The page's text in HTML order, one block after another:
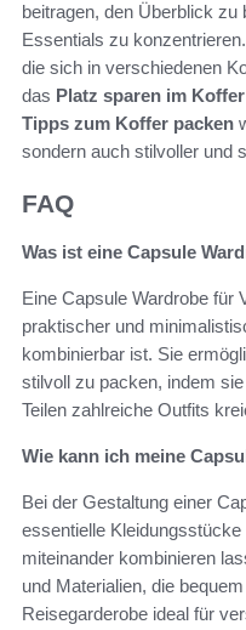
beitragen, den Überblick zu
Essentials zu
die sich in verschiedenen
das Platz sparen im Koffer
Tipps zum Koffer packen
sondern auch stilvoller und
FAQ
Was ist eine Capsule
Eine Capsule Wardrobe für
praktischer und
kombinierbar ist. Sie
stilvoll zu packen, indem
Teilen zahlreiche Outfits
Wie kann ich meine
Bei der Gestaltung einer
essentielle
miteinander kombinieren
und Materialien, die
Reisegarderobe ideal für